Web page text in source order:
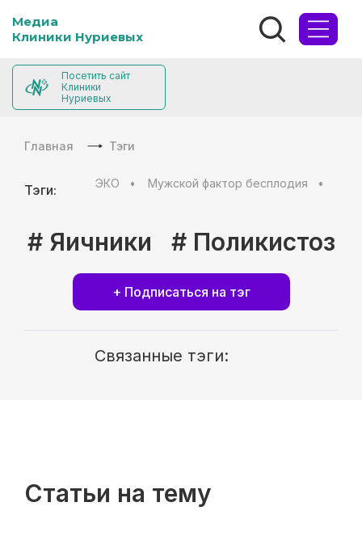
Медиа
Клиники Нуриевых
Посетить сайт
Клиники
Нуриевых
Главная Тэги
Тэги: ЭКО Мужской фактор бесплодия
# Яичники # Поликистоз
+ Подписаться на тэг
Связанные тэги:
Статьи на тему